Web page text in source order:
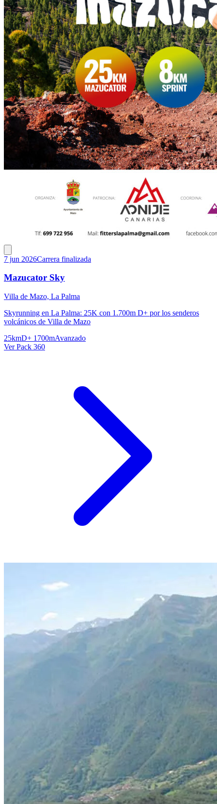
7 jun 2026Carrera finalizada
Mazucator Sky
Villa de Mazo, La Palma
Skyrunning en La Palma: 25K con 1.700m D+ por los senderos
volcánicos de Villa de Mazo
25kmD+ 1700mAvanzado
Ver Pack 360